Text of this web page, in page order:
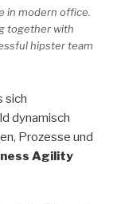
in modern office.
together with
hipster team
sich
dynamisch
Prozesse und
Agility